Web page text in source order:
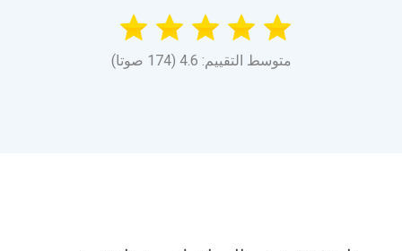
متوسط التقييم: 4.6 (174 صوتا)